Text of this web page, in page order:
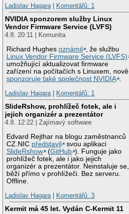
Ladislav Hagara| Komentářů: 1
NVIDIA sponzorem služby Linux
Vendor Firmware Service (LVFS)
4.8. 20:11 | Komunita
Richard Hughesoznámil
, že službu
Linux Vendor Firmware Service (LVFS)
umožňující aktualizovat firmware
zařízení na počítačích s Linuxem, nově
sponzoruje také společnost NVIDIA
Ladislav Hagara| Komentářů: 1
SlideRshow, prohlížeč fotek, ale i
jejich organizér a prezentátor
4.8. 12:22 | Zajímavý software
Edvard Rejthar na blogu zaměstnanců
CZ.NIC představil
svou aplikaci
SlideRshow
(GitHub ). Funguje jako
prohlížeč fotek, ale i jako jejich
organizér a prezentátor. Neinstaluje se,
běží přímo v prohlížeči. Bez serveru.
Offline.
Ladislav Hagara| Komentářů: 3
Kermit má 45 let. Vydán C-Kermit 11